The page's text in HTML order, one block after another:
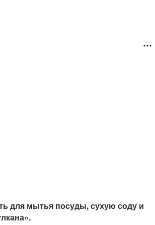
для мытья посуды, сухую соду и